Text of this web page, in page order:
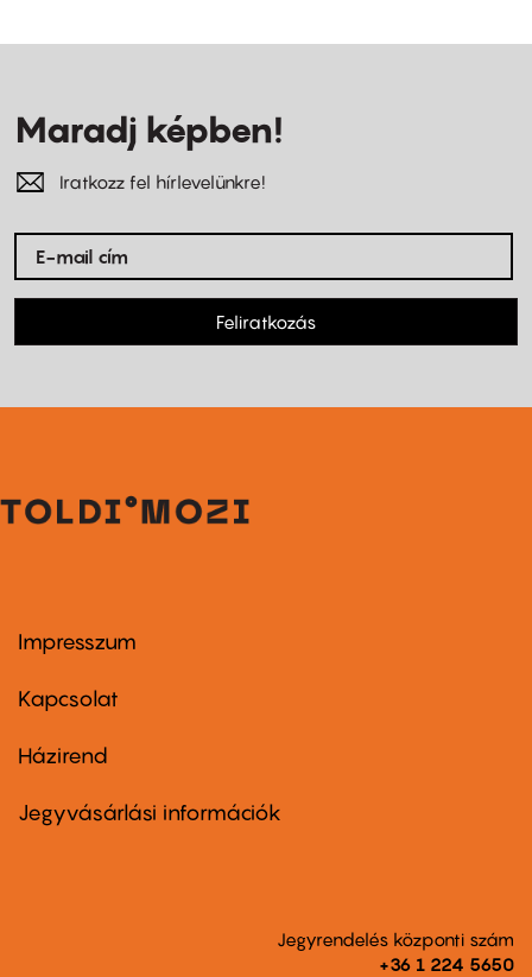
Maradj képben!
Iratkozz fel hírlevelünkre!
Feliratkozás
Footer
first
Impresszum
Kapcsolat
Footer
second
Házirend
Jegyvásárlási információk
Jegyrendelés központi szám
+36 1 224 5650